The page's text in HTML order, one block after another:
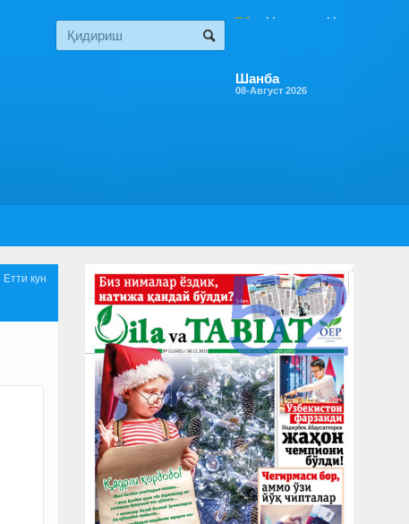
Шанба
08-Август 2026
Етти кун 52